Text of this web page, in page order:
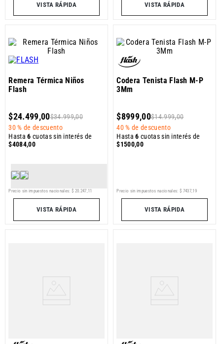
VISTA RÁPIDA VISTA RÁPIDA
Remera Térmica Niños
Flash
$24.499,00$34.999,00
30 % de descuento
Hasta6 cuotas sin interés de
$4084,00
Precio sin impuestos nacionales: $ 20.247,11
VISTA RÁPIDA
Codera Tenista Flash M-P
3Mm
$8999,00$14.999,00
40 % de descuento
Hasta6 cuotas sin interés de
$1500,00
Precio sin impuestos nacionales: $ 7437,19
VISTA RÁPIDA